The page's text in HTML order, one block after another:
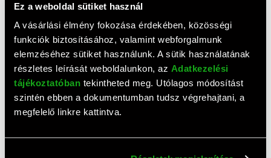
Ez a weboldal sütiket használ
A vásárlási élmény fokozása érdekében, közösségi
funkciók biztosításához, valamint webforgalmunk
elemzéséhez sütiket használunk. A sütik használatának
részletes leírását weboldalunkon, az Adatkezelési
tájékoztatóban tekintheted meg. Utólagos módosítást
szintén ebben a dokumentumban tudsz végrehajtani, a
megfelelő linkre kattintva.
Shimmer hajsimító
10 700 HUF 14 500 HUF